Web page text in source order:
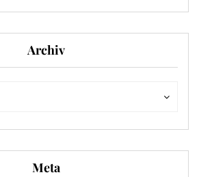
Archiv
Meta